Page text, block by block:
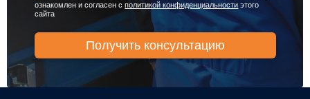
ознакомлен и согласен сполитикой конфиденциальности этого
сайта